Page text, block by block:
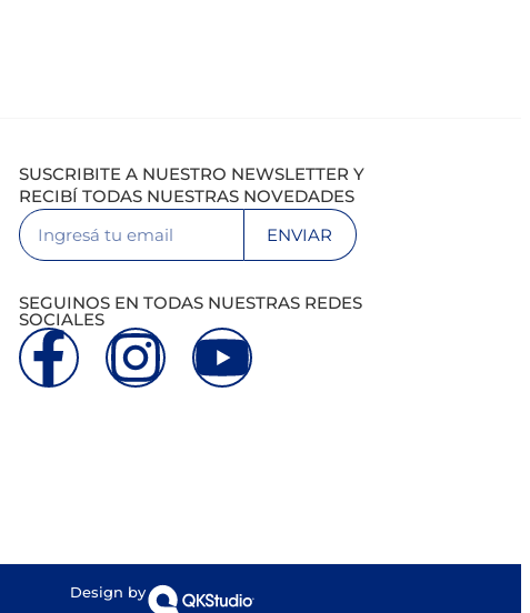
SUSCRIBITE A NUESTRO NEWSLETTER Y
RECIBÍ TODAS NUESTRAS NOVEDADES
ENVIAR
SEGUINOS EN TODAS NUESTRAS REDES
SOCIALES
Design by